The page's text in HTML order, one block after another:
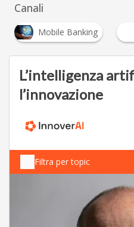
Canali
Mobile Banking
L’intelligenza
l’innovazione
Filtra per topic